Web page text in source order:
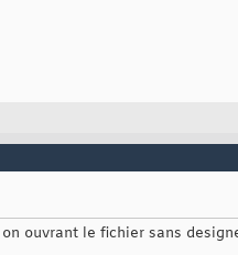
on ouvrant le fichier sans